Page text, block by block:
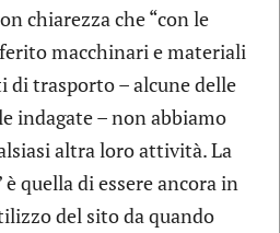
chiarezza che “con le
macchinari e materiali
di trasporto – alcune delle
indagate – non abbiamo
altra loro attività. La
quella di essere ancora in
del sito da quando